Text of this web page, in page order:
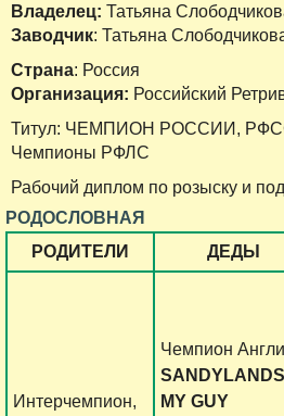
Владелец: Татьяна
Заводчик: Татьяна
Страна: Россия
Организация: Российский
Титул: ЧЕМПИОН РОССИИ,
Чемпионы РФЛС
Рабочий диплом по розыску и
РОДОСЛОВНАЯ
РОДИТЕЛИ
ДЕДЫ
Интерчемпион,
Чемпион
SANDYLANDS
MY GUY